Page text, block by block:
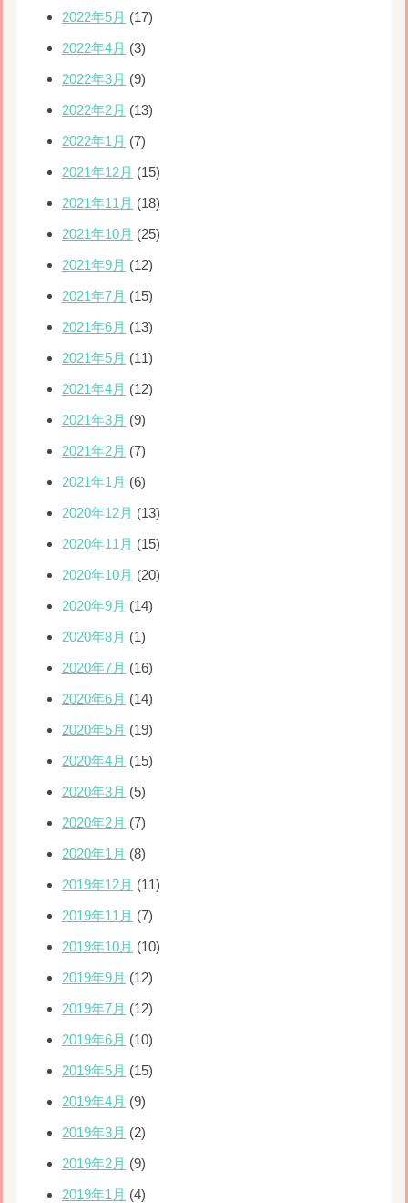
2022年5月 (17)
2022年4月 (3)
2022年3月 (9)
2022年2月 (13)
2022年1月 (7)
2021年12月 (15)
2021年11月 (18)
2021年10月 (25)
2021年9月 (12)
2021年7月 (15)
2021年6月 (13)
2021年5月 (11)
2021年4月 (12)
2021年3月 (9)
2021年2月 (7)
2021年1月 (6)
2020年12月 (13)
2020年11月 (15)
2020年10月 (20)
2020年9月 (14)
2020年8月 (1)
2020年7月 (16)
2020年6月 (14)
2020年5月 (19)
2020年4月 (15)
2020年3月 (5)
2020年2月 (7)
2020年1月 (8)
2019年12月 (11)
2019年11月 (7)
2019年10月 (10)
2019年9月 (12)
2019年7月 (12)
2019年6月 (10)
2019年5月 (15)
2019年4月 (9)
2019年3月 (2)
2019年2月 (9)
2019年1月 (4)